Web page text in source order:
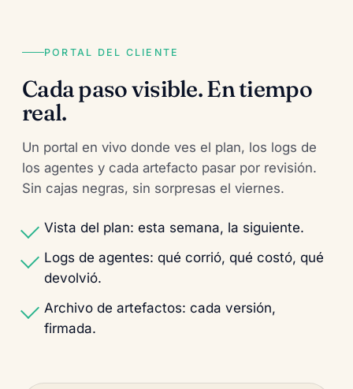
PORTAL DEL CLIENTE
Cada paso visible. En tiempo
real.
Un portal en vivo donde ves el plan, los logs de
los agentes y cada artefacto pasar por revisión.
Sin cajas negras, sin sorpresas el viernes.
Vista del plan: esta semana, la siguiente.
Logs de agentes: qué corrió, qué costó, qué
devolvió.
Archivo de artefactos: cada versión,
firmada.